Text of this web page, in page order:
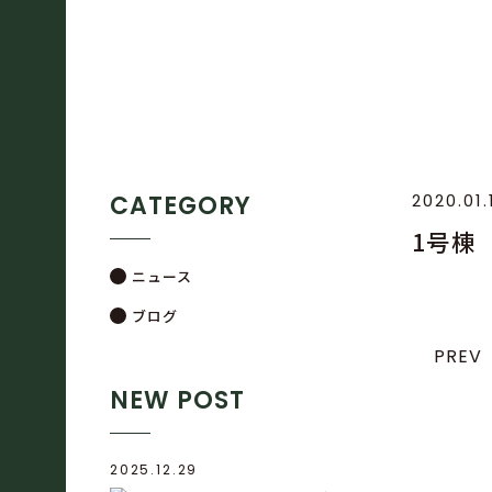
1号棟
PREV
CATEGORY
ニュース
ブログ
NEW POST
2025.12.29